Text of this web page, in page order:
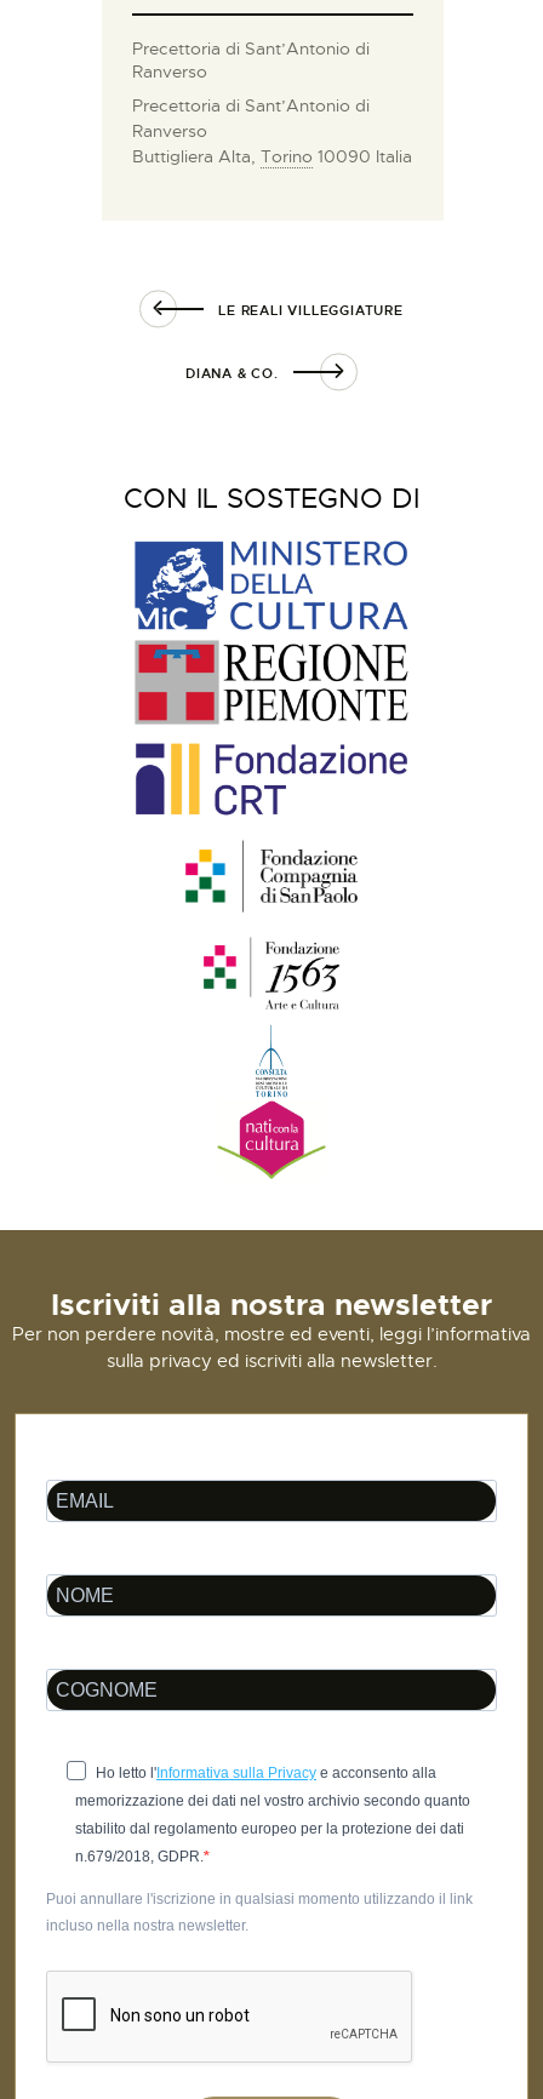
Precettoria di Sant’Antonio di
Ranverso
Precettoria di Sant’Antonio di
Ranverso
Buttigliera Alta, Torino 10090 Italia
LE REALI VILLEGGIATURE
DIANA & CO.
CON IL SOSTEGNO DI
Iscriviti alla nostra newsletter
Per non perdere novità, mostre ed eventi, leggi l’informativa
sulla privacy ed iscriviti alla newsletter.
Ho letto l' Informativa sulla Privacy e acconsento alla
memorizzazione dei dati nel vostro archivio secondo quanto
stabilito dal regolamento europeo per la protezione dei dati
n.679/2018, GDPR.
Puoi annullare l'iscrizione in qualsiasi momento utilizzando il link
incluso nella nostra newsletter.